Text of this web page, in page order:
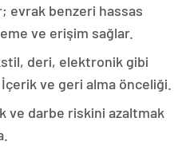
evrak benzeri hassas
ve erişim sağlar.
deri, elektronik gibi
ve geri alma önceliği.
ve darbe riskini azaltmak